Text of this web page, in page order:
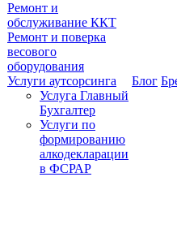
Ремонт и
обслуживание ККТ
Ремонт и поверка
весового
оборудования
Услуги аутсорсинга
Услуга Главный
Бухгалтер
Услуги по
формированию
алкодекларации
в ФСРАР
Блог